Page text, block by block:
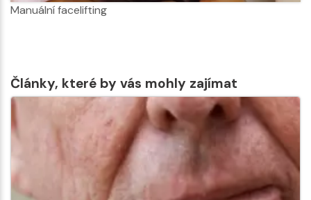
Manuální facelifting
Články, které by vás mohly zajímat